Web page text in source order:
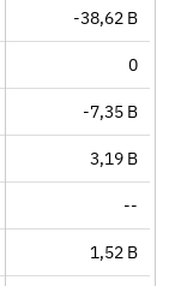
-38,62 B
0
-7,35 B
3,19 B
--
1,52 B